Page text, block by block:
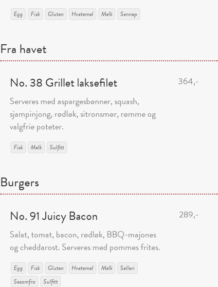
Egg Fisk Gluten Hvetemel Melk Sennep
Fra havet
No. 38 Grillet laksefilet
Serveres med aspargesbønner, squash,
sjampinjong, rødløk, sitronsmør, rømme og
valgfrie poteter.
Fisk Melk Sulfitt
364,-
Burgers
No. 91 Juicy Bacon
Salat, tomat, bacon, rødløk, BBQ-majones
og cheddarost. Serveres med pommes frites.
Egg Fisk Gluten Hvetemel Melk
Selleri
Sesamfrø
Sulfitt
289,-